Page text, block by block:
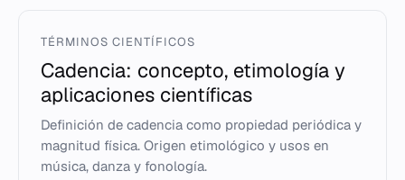
TÉRMINOS CIENTÍFICOS
Cadencia: concepto, etimología y
aplicaciones científicas
Definición de cadencia como propiedad periódica y
magnitud física. Origen etimológico y usos en
música, danza y fonología.